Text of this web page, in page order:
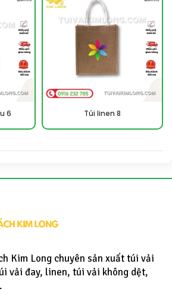
6 Túi linen 8
Kim Long chuyên sản xuất túi vải
vải đay, linen, túi vải không dệt,